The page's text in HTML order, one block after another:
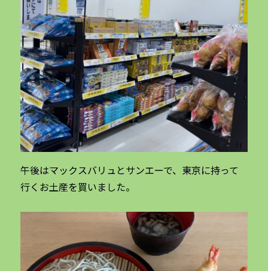
午後はマックスバリュとサンエーで、東京に持って
行くお土産を買いました。